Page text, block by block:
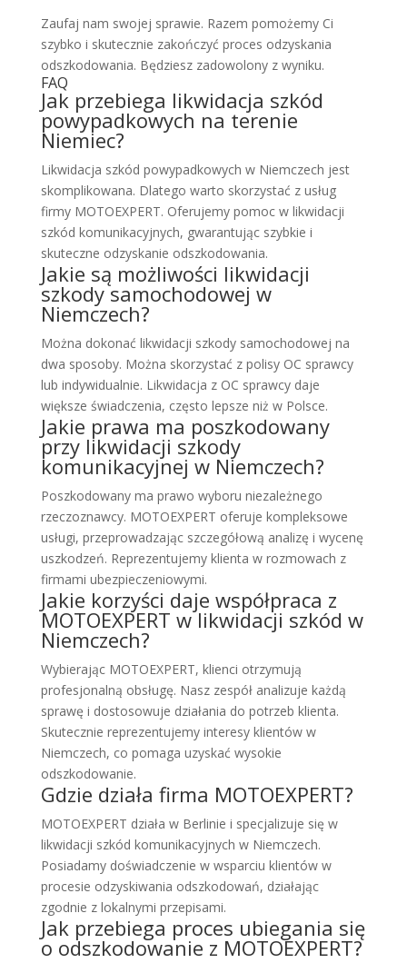
Zaufaj nam swojej sprawie. Razem pomożemy Ci
szybko i skutecznie zakończyć proces odzyskania
odszkodowania. Będziesz zadowolony z wyniku.
FAQ
Jak przebiega likwidacja szkód
powypadkowych na terenie
Niemiec?
Likwidacja szkód powypadkowych w Niemczech jest
skomplikowana. Dlatego warto skorzystać z usług
firmy MOTOEXPERT. Oferujemy pomoc w likwidacji
szkód komunikacyjnych, gwarantując szybkie i
skuteczne odzyskanie odszkodowania.
Jakie są możliwości likwidacji
szkody samochodowej w
Niemczech?
Można dokonać likwidacji szkody samochodowej na
dwa sposoby. Można skorzystać z polisy OC sprawcy
lub indywidualnie. Likwidacja z OC sprawcy daje
większe świadczenia, często lepsze niż w Polsce.
Jakie prawa ma poszkodowany
przy likwidacji szkody
komunikacyjnej w Niemczech?
Poszkodowany ma prawo wyboru niezależnego
rzeczoznawcy. MOTOEXPERT oferuje kompleksowe
usługi, przeprowadzając szczegółową analizę i wycenę
uszkodzeń. Reprezentujemy klienta w rozmowach z
firmami ubezpieczeniowymi.
Jakie korzyści daje współpraca z
MOTOEXPERT w likwidacji szkód w
Niemczech?
Wybierając MOTOEXPERT, klienci otrzymują
profesjonalną obsługę. Nasz zespół analizuje każdą
sprawę i dostosowuje działania do potrzeb klienta.
Skutecznie reprezentujemy interesy klientów w
Niemczech, co pomaga uzyskać wysokie
odszkodowanie.
Gdzie działa firma MOTOEXPERT?
MOTOEXPERT działa w Berlinie i specjalizuje się w
likwidacji szkód komunikacyjnych w Niemczech.
Posiadamy doświadczenie w wsparciu klientów w
procesie odzyskiwania odszkodowań, działając
zgodnie z lokalnymi przepisami.
Jak przebiega proces ubiegania się
o odszkodowanie z MOTOEXPERT?